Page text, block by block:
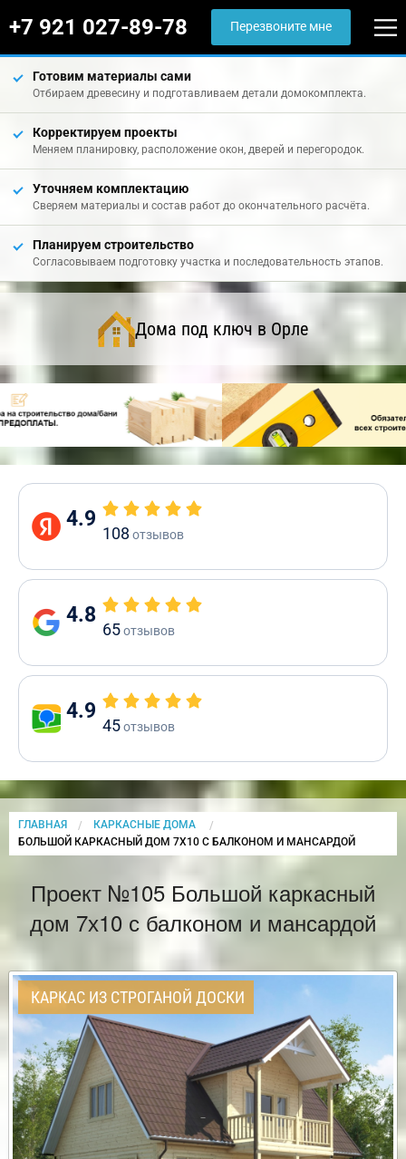
+7 921 027-89-78 Перезвоните мне
Готовим материалы сами
Отбираем древесину и подготавливаем детали домокомплекта.
Корректируем проекты
Меняем планировку, расположение окон, дверей и перегородок.
Уточняем комплектацию
Сверяем материалы и состав работ до окончательного расчёта.
Планируем строительство
Согласовываем подготовку участка и последовательность этапов.
Дома под ключ в Орле
4.9
108 отзывов
4.8
65отзывов
4.9
45отзывов
ГЛАВНАЯ
КАРКАСНЫЕ ДОМА
CURRENT:
БОЛЬШОЙ КАРКАСНЫЙ ДОМ 7Х10 С БАЛКОНОМ И МАНСАРДОЙ
Проект №105 Большой каркасный
дом 7х10 с балконом и мансардой
КАРКАС ИЗ СТРОГАНОЙ ДОСКИ